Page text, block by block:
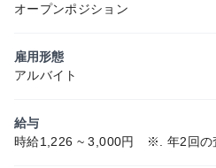
オープンポジション
雇用形態
アルバイト
給与
時給1,226 ~ 3,000円 ※. 年2回の